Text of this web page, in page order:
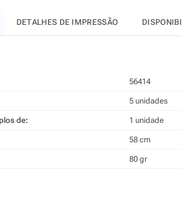
DETALHES DE IMPRESSÃO
56414
5 unidades
de: 1 unidade
58 cm
80 gr